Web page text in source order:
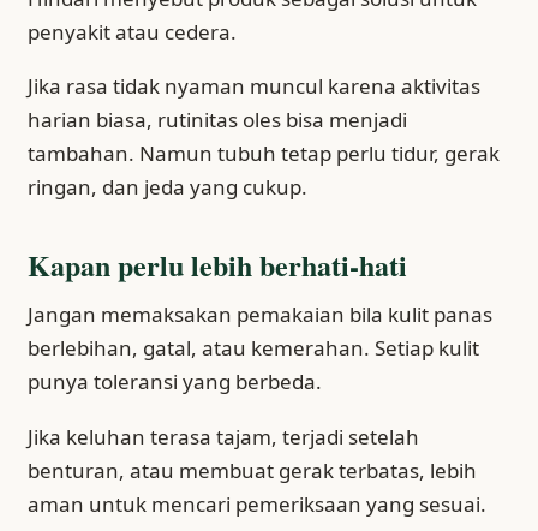
penyakit atau cedera.
Jika rasa tidak nyaman muncul karena aktivitas
harian biasa, rutinitas oles bisa menjadi
tambahan. Namun tubuh tetap perlu tidur, gerak
ringan, dan jeda yang cukup.
Kapan perlu lebih berhati-hati
Jangan memaksakan pemakaian bila kulit panas
berlebihan, gatal, atau kemerahan. Setiap kulit
punya toleransi yang berbeda.
Jika keluhan terasa tajam, terjadi setelah
benturan, atau membuat gerak terbatas, lebih
aman untuk mencari pemeriksaan yang sesuai.